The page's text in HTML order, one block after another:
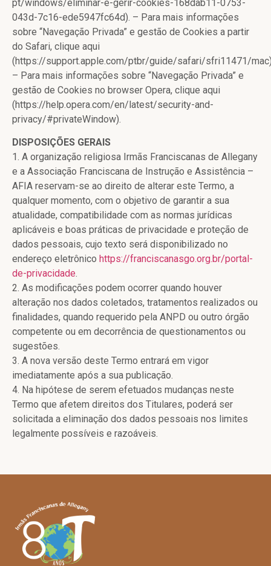
pt/windows/eliminar-e-gerir-cookies-168dab11-0753-
043d-7c16-ede5947fc64d). – Para mais informações
sobre “Navegação Privada” e gestão de Cookies a partir
do Safari, clique aqui
(https://support.apple.com/ptbr/guide/safari/sfri11471/
– Para mais informações sobre “Navegação Privada” e
gestão de Cookies no browser Opera, clique aqui
(https://help.opera.com/en/latest/security-and-
privacy/#privateWindow).
DISPOSIÇÕES GERAIS
1. A organização religiosa Irmãs Franciscanas de Allegany
e a Associação Franciscana de Instrução e Assistência –
AFIA reservam-se ao direito de alterar este Termo, a
qualquer momento, com o objetivo de garantir a sua
atualidade, compatibilidade com as normas jurídicas
aplicáveis e boas práticas de privacidade e proteção de
dados pessoais, cujo texto será disponibilizado no
endereço eletrônico https://franciscanasgo.org.br/portal-
de-privacidade.
2. As modificações podem ocorrer quando houver
alteração nos dados coletados, tratamentos realizados ou
finalidades, quando requerido pela ANPD ou outro órgão
competente ou em decorrência de questionamentos ou
sugestões.
3. A nova versão deste Termo entrará em vigor
imediatamente após a sua publicação.
4. Na hipótese de serem efetuados mudanças neste
Termo que afetem direitos dos Titulares, poderá ser
solicitada a eliminação dos dados pessoais nos limites
legalmente possíveis e razoáveis.